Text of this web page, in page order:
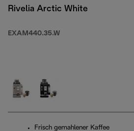
Rivelia Arctic White
EXAM440.35.W
Frisch gemahlener Kaffee